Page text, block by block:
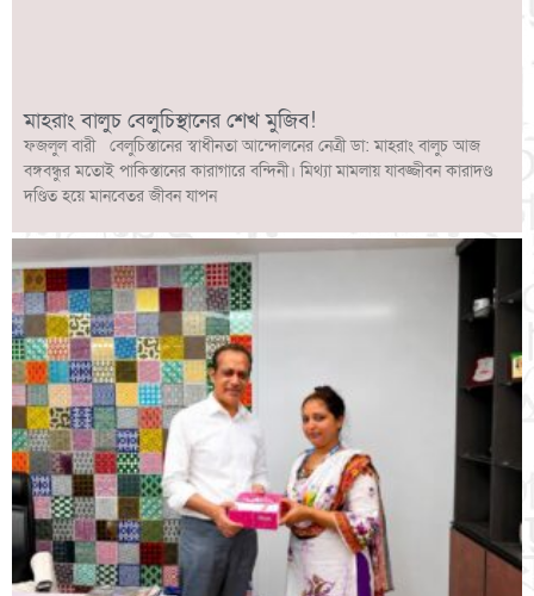
মাহরাং বালুচ বেলুচিস্থানের শেখ মুজিব!
ফজলুল বারী বেলুচিস্তানের স্বাধীনতা আন্দোলনের নেত্রী ডা: মাহরাং বালুচ আজ
বঙ্গবন্ধুর মতোই পাকিস্তানের কারাগারে বন্দিনী। মিথ্যা মামলায় যাবজ্জীবন কারাদণ্ড
দণ্ডিত হয়ে মানবেতর জীবন যাপন